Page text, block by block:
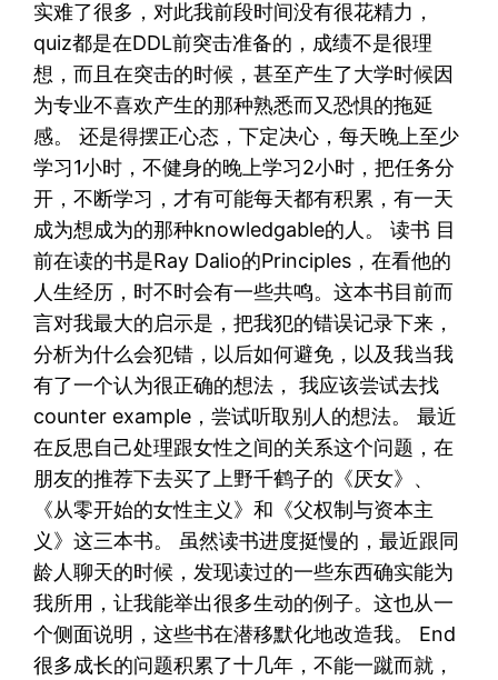
实难了很多，对此我前段时间没有很花精力，
quiz都是在DDL前突击准备的，成绩不是很理
想，而且在突击的时候，甚至产生了大学时候因
为专业不喜欢产生的那种熟悉而又恐惧的拖延
感。 还是得摆正心态，下定决心，每天晚上至少
学习1小时，不健身的晚上学习2小时，把任务分
开，不断学习，才有可能每天都有积累，有一天
成为想成为的那种knowledgable的人。 读书 目
前在读的书是Ray Dalio的Principles，在看他的
人生经历，时不时会有一些共鸣。这本书目前而
言对我最大的启示是，把我犯的错误记录下来，
分析为什么会犯错，以后如何避免，以及我当我
有了一个认为很正确的想法， 我应该尝试去找
counter example，尝试听取别人的想法。 最近
在反思自己处理跟女性之间的关系这个问题，在
朋友的推荐下去买了上野千鹤子的《厌女》、
《从零开始的女性主义》和《父权制与资本主
义》这三本书。 虽然读书进度挺慢的，最近跟同
龄人聊天的时候，发现读过的一些东西确实能为
我所用，让我能举出很多生动的例子。这也从一
个侧面说明，这些书在潜移默化地改造我。 End
很多成长的问题积累了十几年，不能一蹴而就，